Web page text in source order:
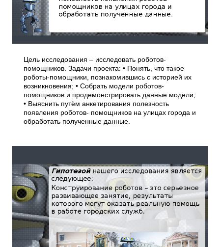
Цель исследования – исследовать роботов-
помощников. Задачи проекта: • Понять, что такое
роботы-помощники, познакомившись с историей их
возникновения; • Собрать модели роботов-
помощников и продемонстрировать данные модели;
• Выяснить путём анкетирования полезность
появления роботов- помощников на улицах города и
обработать полученные данные.